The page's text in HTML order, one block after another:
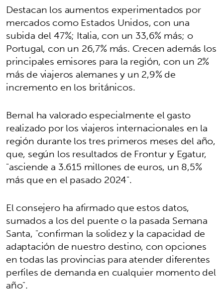
Destacan los aumentos experimentados por
mercados como Estados Unidos, con una
subida del 47%; Italia, con un 33,6% más; o
Portugal, con un 26,7% más. Crecen además los
principales emisores para la región, con un 2%
más de viajeros alemanes y un 2,9% de
incremento en los británicos.
Bernal ha valorado especialmente el gasto
realizado por los viajeros internacionales en la
región durante los tres primeros meses del año,
que, según los resultados de Frontur y Egatur,
"asciende a 3.615 millones de euros, un 8,5%
más que en el pasado 2024".
El consejero ha afirmado que estos datos,
sumados a los del puente o la pasada Semana
Santa, "confirman la solidez y la capacidad de
adaptación de nuestro destino, con opciones
en todas las provincias para atender diferentes
perfiles de demanda en cualquier momento del
año".